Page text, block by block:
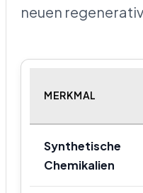
neuen
MERKMAL
Synthetische
Chemikalien